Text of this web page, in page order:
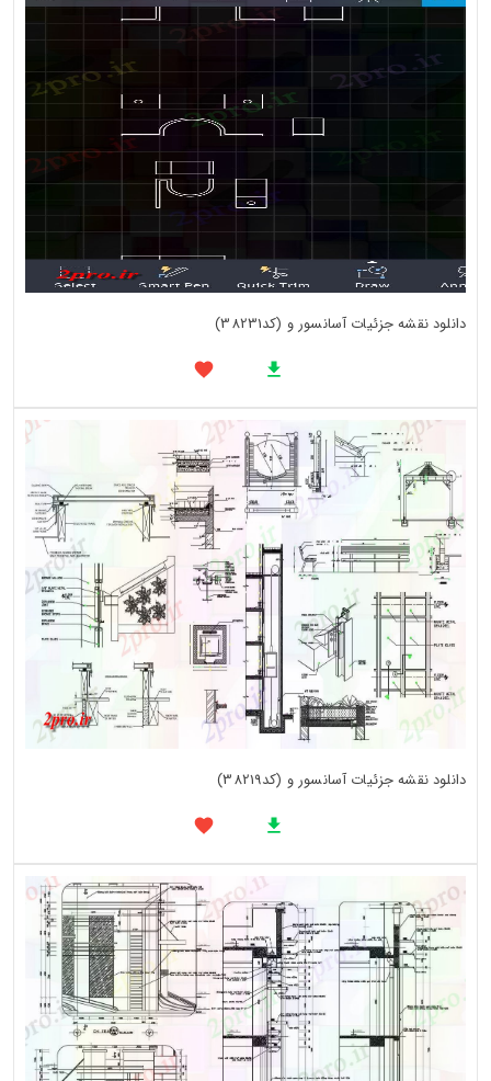
دانلود نقشه جزئیات آسانسور و (کد38231)
دانلود نقشه جزئیات آسانسور و (کد38219)